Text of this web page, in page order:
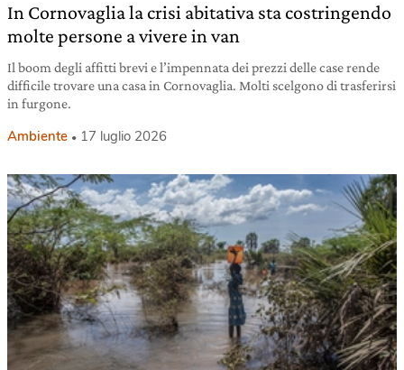
In Cornovaglia la crisi abitativa sta costringendo
molte persone a vivere in van
Il boom degli affitti brevi e l’impennata dei prezzi delle case rende
difficile trovare una casa in Cornovaglia. Molti scelgono di trasferirsi
in furgone.
Ambiente 17 luglio 2026